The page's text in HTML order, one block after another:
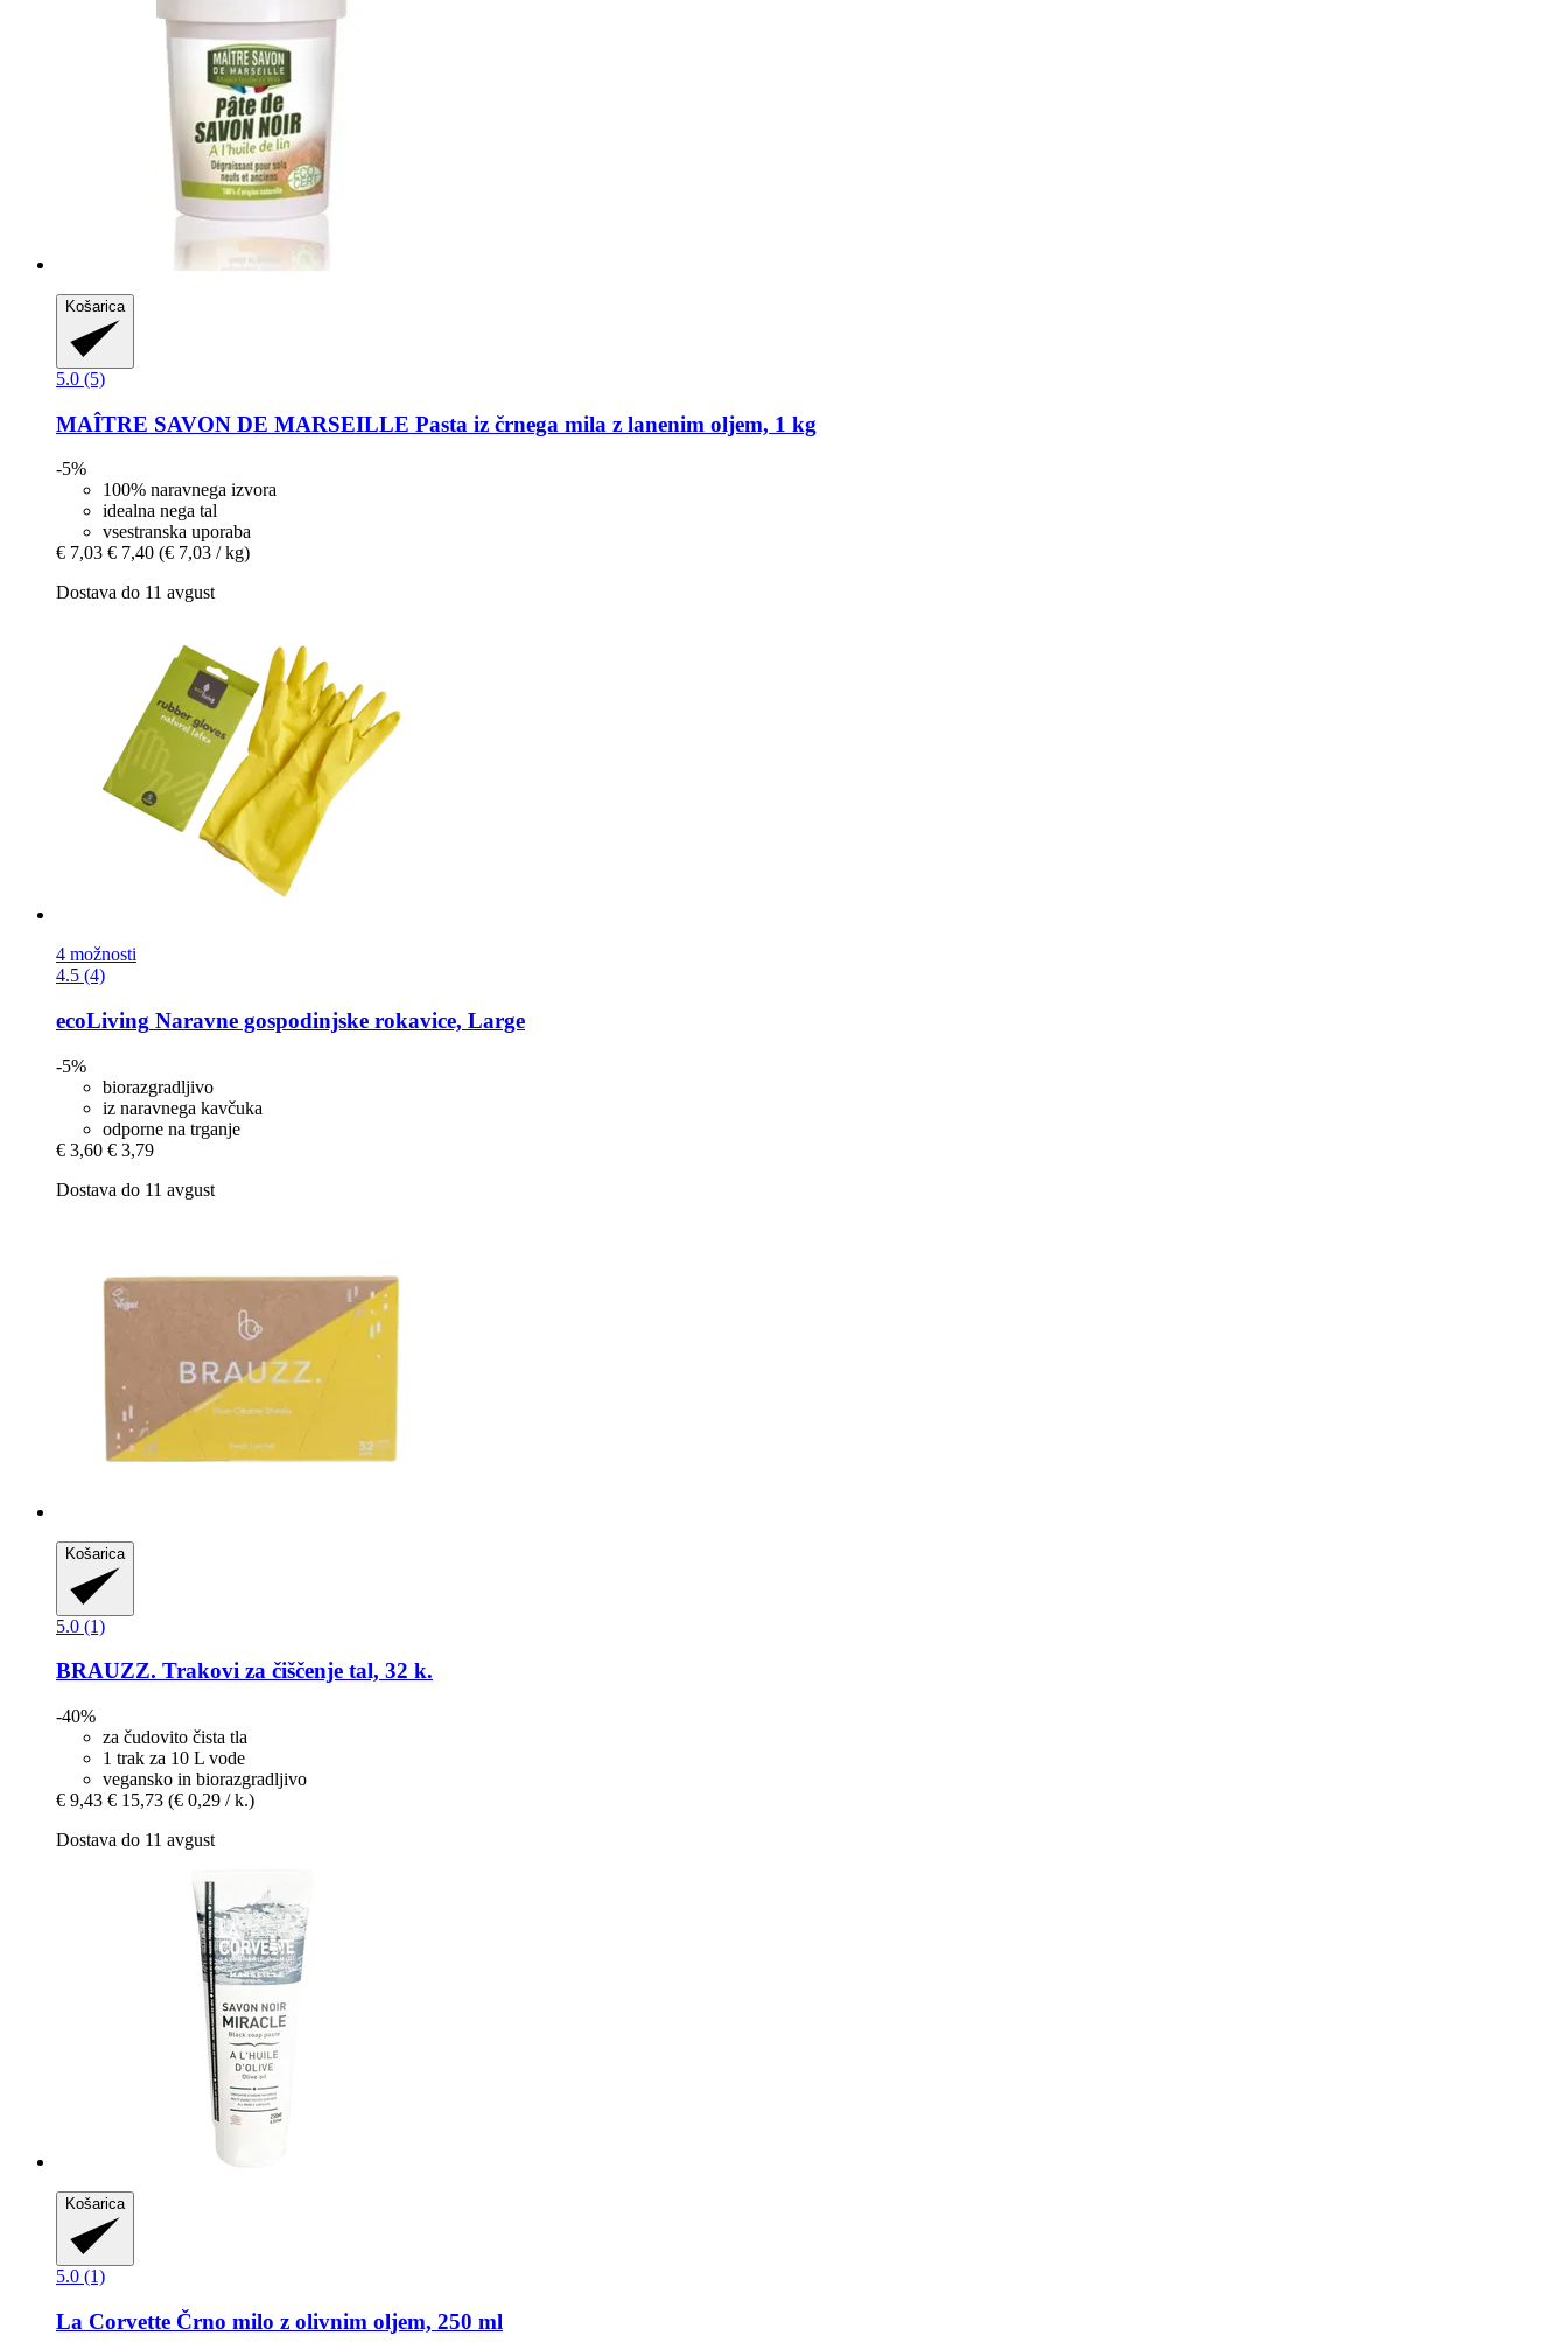
Košarica
5.0 (5)
MAÎTRE SAVON DE MARSEILLE Pasta iz črnega mila z lanenim oljem, 1 kg
-5%
100% naravnega izvora
idealna nega tal
vsestranska uporaba
€ 7,03 € 7,40 (€ 7,03 / kg)
Dostava do 11 avgust
4 možnosti
4.5 (4)
ecoLiving Naravne gospodinjske rokavice, Large
-5%
biorazgradljivo
iz naravnega kavčuka
odporne na trganje
€ 3,60 € 3,79
Dostava do 11 avgust
Košarica
5.0 (1)
BRAUZZ. Trakovi za čiščenje tal, 32 k.
-40%
za čudovito čista tla
1 trak za 10 L vode
vegansko in biorazgradljivo
€ 9,43 € 15,73 (€ 0,29 / k.)
Dostava do 11 avgust
Košarica
5.0 (1)
La Corvette Črno milo z olivnim oljem, 250 ml